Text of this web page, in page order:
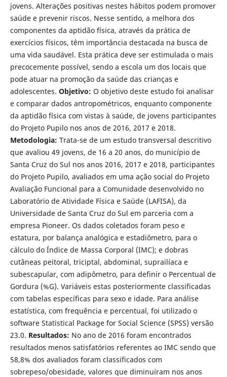
jovens. Alterações positivas nestes hábitos podem promover
saúde e prevenir riscos. Nesse sentido, a melhora dos
componentes da aptidão física, através da prática de
exercícios físicos, têm importância destacada na busca de
uma vida saudável. Esta prática deve ser estimulada o mais
precocemente possível, sendo a escola um dos locais que
pode atuar na promoção da saúde das crianças e
adolescentes. Objetivo: O objetivo deste estudo foi analisar
e comparar dados antropométricos, enquanto componente
da aptidão física com vistas à saúde, de jovens participantes
do Projeto Pupilo nos anos de 2016, 2017 e 2018.
Metodologia: Trata-se de um estudo transversal descritivo
que avaliou 49 jovens, de 16 a 20 anos, do município de
Santa Cruz do Sul nos anos 2016, 2017 e 2018, participantes
do Projeto Pupilo, avaliados em uma ação social do Projeto
Avaliação Funcional para a Comunidade desenvolvido no
Laboratório de Atividade Física e Saúde (LAFISA), da
Universidade de Santa Cruz do Sul em parceria com a
empresa Pioneer. Os dados coletados foram peso e
estatura, por balança analógica e estadiômetro, para o
cálculo do Índice de Massa Corporal (IMC); e dobras
cutâneas peitoral, triciptal, abdominal, suprailíaca e
subescapular, com adipômetro, para definir o Percentual de
Gordura (%G). Variáveis estas posteriormente classificadas
com tabelas específicas para sexo e idade. Para análise
estatística, com frequência e percentual, foi utilizado o
software Statistical Package for Social Science (SPSS) versão
23.0. Resultados: No ano de 2016 foram encontrados
resultados menos satisfatórios referentes ao IMC sendo que
58,8% dos avaliados foram classificados com
sobrepeso/obesidade, valores que diminuíram nos anos